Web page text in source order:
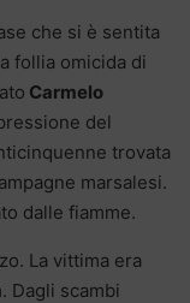
che si è sentita
follia omicida di
Carmelo
del
trovata
marsalesi.
dalle fiamme.
La vittima era
. Dagli scambi